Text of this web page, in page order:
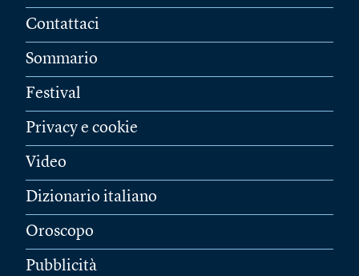
Contattaci
Sommario
Festival
Privacy e cookie
Video
Dizionario italiano
Oroscopo
Pubblicità